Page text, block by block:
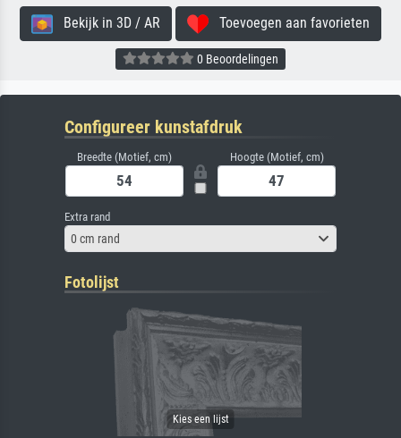
Bekijk in 3D / AR Toevoegen aan favorieten
0 Beoordelingen
Configureer kunstafdruk
Breedte (Motief, cm) Hoogte (Motief, cm)
Extra rand
0 cm rand
Fotolijst